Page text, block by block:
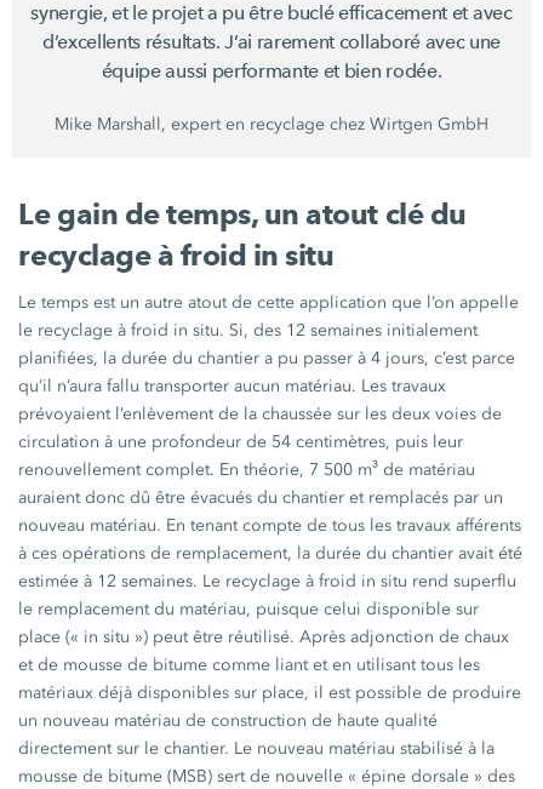
synergie, et le projet a pu être buclé efficacement et avec
d’excellents résultats. J’ai rarement collaboré avec une
équipe aussi performante et bien rodée.
Mike Marshall, expert en recyclage chez Wirtgen GmbH
Le gain de temps, un atout clé du
recyclage à froid in situ
Le temps est un autre atout de cette application que l’on appelle
le recyclage à froid in situ. Si, des 12 semaines initialement
planifiées, la durée du chantier a pu passer à4 jours, c’est parce
qu’il n’aura fallu transporter aucun matériau. Les travaux
prévoyaient l’enlèvement de la chaussée sur les deux voies de
circulation à une profondeur de 54 centimètres, puis leur
renouvellement complet. En théorie, 7 500 m³ de matériau
auraient donc dû être évacués du chantier et remplacés par un
nouveau matériau. En tenant compte de tous les travaux afférents
à ces opérations de remplacement, la durée du chantier avait été
estimée à 12 semaines. Le recyclage à froid in situ rend superflu
le remplacement du matériau, puisque celui disponible sur
place(« in situ ») peut être réutilisé. Après adjonction de chaux
et de mousse de bitume comme liant et en utilisant tous les
matériaux déjà disponibles sur place, il est possible de produire
un nouveau matériau de construction de haute qualité
directement sur le chantier. Le nouveau matériau stabilisé à la
mousse de bitume (MSB) sert de nouvelle « épine dorsale » des